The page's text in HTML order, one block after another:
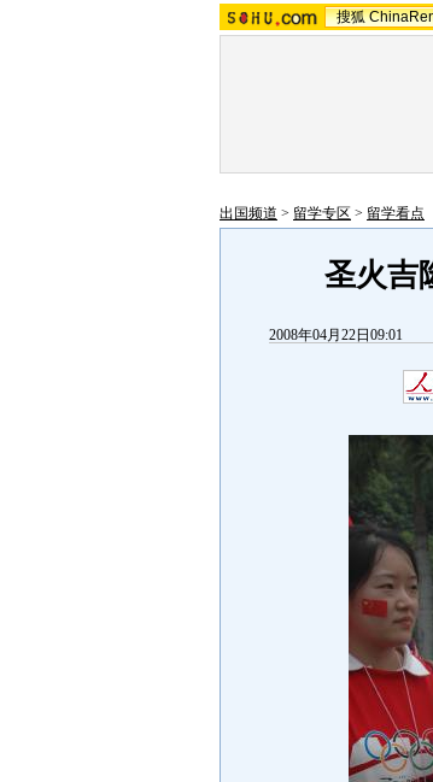
搜狐
出国频道 > 留学专区 > 留学看点
圣火吉
2008年04月22日09:01